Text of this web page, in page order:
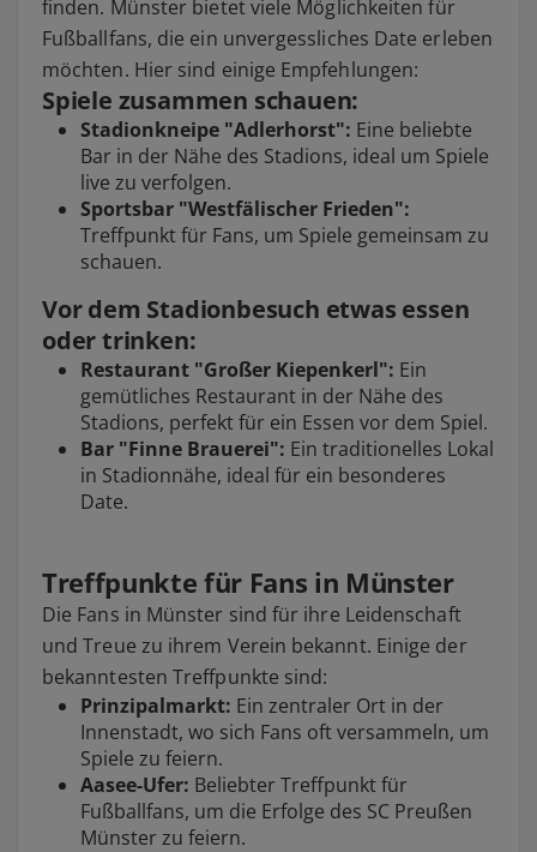
finden. Münster bietet viele Möglichkeiten für
Fußballfans, die ein unvergessliches Date erleben
möchten. Hier sind einige Empfehlungen:
Spiele zusammen schauen:
Stadionkneipe "Adlerhorst": Eine beliebte
Bar in der Nähe des Stadions, ideal um Spiele
live zu verfolgen.
Sportsbar "Westfälischer Frieden":
Treffpunkt für Fans, um Spiele gemeinsam zu
schauen.
Vor dem Stadionbesuch etwas essen
oder trinken:
Restaurant "Großer Kiepenkerl": Ein
gemütliches Restaurant in der Nähe des
Stadions, perfekt für ein Essen vor dem Spiel.
Bar "Finne Brauerei": Ein traditionelles Lokal
in Stadionnähe, ideal für ein besonderes
Date.
Treffpunkte für Fans in Münster
Die Fans in Münster sind für ihre Leidenschaft
und Treue zu ihrem Verein bekannt. Einige der
bekanntesten Treffpunkte sind:
Prinzipalmarkt: Ein zentraler Ort in der
Innenstadt, wo sich Fans oft versammeln, um
Spiele zu feiern.
Aasee-Ufer: Beliebter Treffpunkt für
Fußballfans, um die Erfolge des SC Preußen
Münster zu feiern.